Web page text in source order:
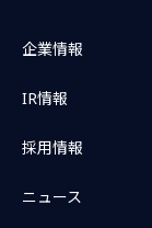
企業情報
IR情報
採用情報
ニュース